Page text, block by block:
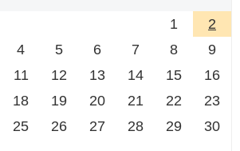
1
2
4 5 6 7 8
9
11 12 13 14 15
16
18 19 20 21 22
23
25 26 27 28 29
30